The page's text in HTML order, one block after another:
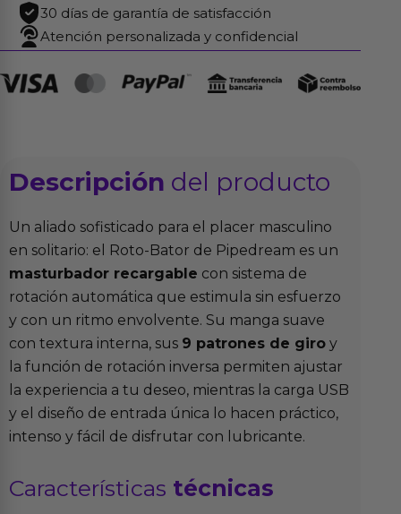
30 días de garantía de satisfacción
Atención personalizada y confidencial
Descripción del producto
Un aliado sofisticado para el placer masculino
en solitario: el Roto-Bator de Pipedream es un
masturbador recargable con sistema de
rotación automática que estimula sin esfuerzo
y con un ritmo envolvente. Su manga suave
con textura interna, sus 9 patrones de giro y
la función de rotación inversa permiten ajustar
la experiencia a tu deseo, mientras la carga USB
y el diseño de entrada única lo hacen práctico,
intenso y fácil de disfrutar con lubricante.
Características técnicas